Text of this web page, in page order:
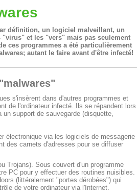
définition, un logiciel malveillant, un
et les "vers" mais pas seulement
ces programmes a été particulièrement
autant le faire avant d'être infecté!
s'insèrent dans d'autres programmes et
de l'ordinateur infecté. Ils se répandent lors
support de sauvegarde (disquette,
électronique via les logiciels de messagerie
des carnets d'adresses pour se diffuser
Trojans). Sous couvert d'un programme
PC pour y effectuer des routines nuisibles.
(littéralement "portes dérobées") qui
de votre ordinateur via l'Internet.